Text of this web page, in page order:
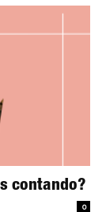
contando?
0